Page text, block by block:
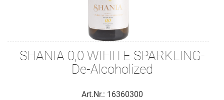
SHANIA 0,0 WIHITE SPARKLING-
De-Alcoholized
Art.Nr.: 16360300